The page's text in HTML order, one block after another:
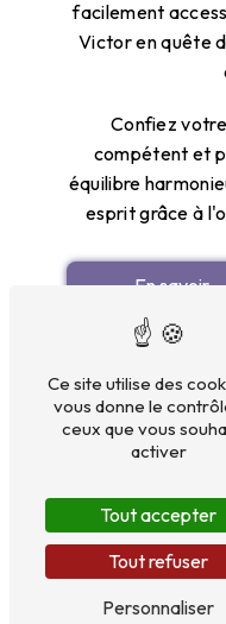
facilement
Victor en quête
Confiez
compétent et
équilibre
esprit grâce à
En savoir
Ce site utilise des
vous donne le
ceux que vous
activer
Tout accepter
Tout refuser
Personnaliser